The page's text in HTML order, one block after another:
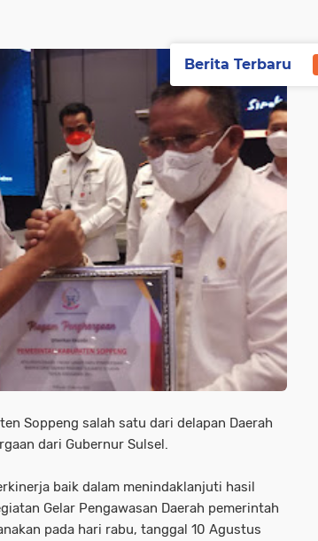
Soppeng salah satu dari delapan Daerah
dari Gubernur Sulsel.
baik dalam menindaklanjuti hasil
Gelar Pengawasan Daerah pemerintah
pada hari rabu, tanggal 10 Agustus
Berita Terbaru